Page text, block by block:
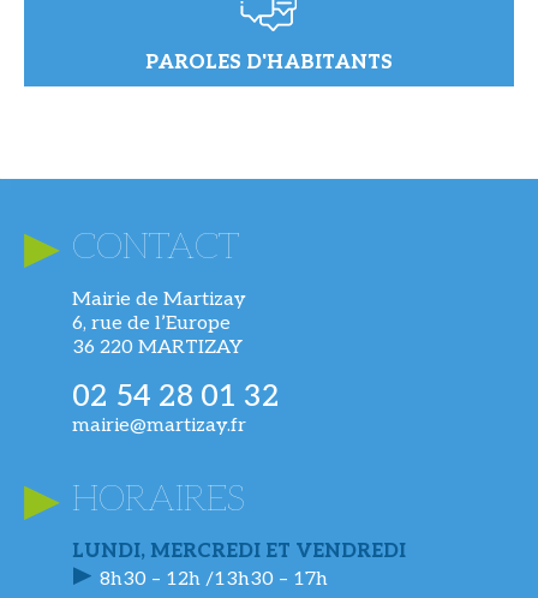
PAROLES D'HABITANTS
CONTACT
Mairie de Martizay
6, rue de l’Europe
36 220 MARTIZAY
02 54 28 01 32
mairie@martizay.fr
HORAIRES
LUNDI, MERCREDI ET VENDREDI
8h30 – 12h /13h30 – 17h